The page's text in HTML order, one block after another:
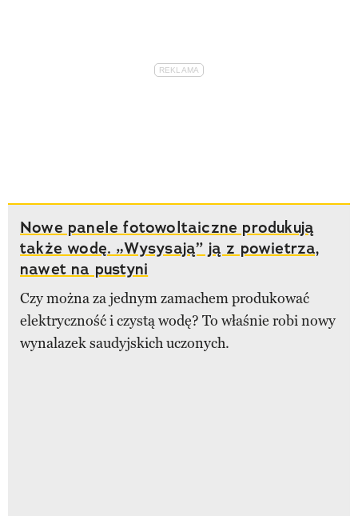
Nowe panele fotowoltaiczne produkują
także wodę. „Wysysają” ją z powietrza,
nawet na pustyni
Czy można za jednym zamachem produkować
elektryczność i czystą wodę? To właśnie robi nowy
wynalazek saudyjskich uczonych.